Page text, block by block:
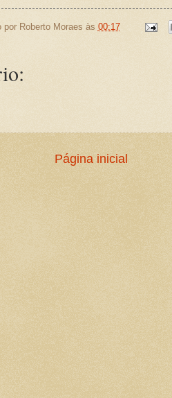
por Roberto Moraes às 00:17
Página inicial